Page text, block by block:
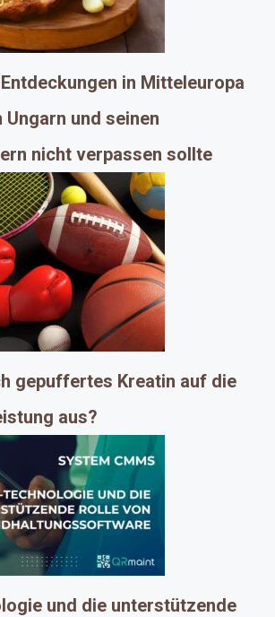
in Mitteleuropa
Ungarn und seinen
nicht verpassen sollte
gepuffertes Kreatin auf die
aus?
und die unterstützende